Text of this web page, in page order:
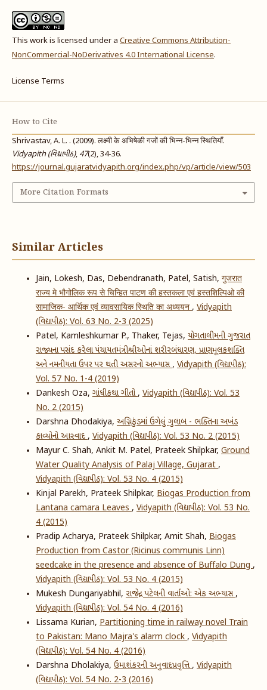
This work is licensed under a Creative Commons Attribution-
NonCommercial-NoDerivatives 4.0 International License.
License Terms
How to Cite
Shrivastav, A. L. . (2009). लक्ष्मी के अभिषेकी गजों की भिन्न-भिन्न स्थितियाँ.
Vidyapith (વિદ્યાપીઠ), 47(2), 34-36.
https://journal.gujaratvidyapith.org/index.php/vp/article/view/503
More Citation Formats
Similar Articles
Jain, Lokesh, Das, Debendranath, Patel, Satish, गुजरात
राज्य मे भौगोलिक रूप से चिन्हित पाटण की हस्तकला एवं हस्तशिल्पिओ की
सामाजिक- आर्थिक एवं व्यावसायिक स्थिति का अध्ययन, Vidyapith
(વિદ્યાપીઠ): Vol. 63 No. 2-3 (2025)
Patel, Kamleshkumar P., Thaker, Tejas, યોગતાલીમની ગુજરાત
રાજ્યના પસંદ કરેલા પંચાયતમંત્રીશ્રીઓનાં શરીરબંધારણ, પ્રાણમૂલકશક્તિ
અને નમનીયતા ઉપર પર થતી અસરનો અભ્યાસ, Vidyapith (વિદ્યાપીઠ):
Vol. 57 No. 1-4 (2019)
Dankesh Oza, ગાંધીકથા ગીતો, Vidyapith (વિદ્યાપીઠ): Vol. 53
No. 2 (2015)
Darshna Dhodakiya, અગ્નિકુંડમાં ઉગેલું ગુલાબ - ભક્તિના અખંડ
કાવ્યોનો આસ્વાદ, Vidyapith (વિદ્યાપીઠ): Vol. 53 No. 2 (2015)
Mayur C. Shah, Ankit M. Patel, Prateek Shilpkar, Ground
Water Quality Analysis of Palaj Village, Gujarat,
Vidyapith (વિદ્યાપીઠ): Vol. 53 No. 4 (2015)
Kinjal Parekh, Prateek Shilpkar, Biogas Production from
Lantana camara Leaves, Vidyapith (વિદ્યાપીઠ): Vol. 53 No.
4 (2015)
Pradip Acharya, Prateek Shilpkar, Amit Shah, Biogas
Production from Castor (Ricinus communis Linn)
seedcake in the presence and absence of Buffalo Dung,
Vidyapith (વિદ્યાપીઠ): Vol. 53 No. 4 (2015)
Mukesh Dungariyabhil, રાજેન્દ્ર પટેલની વાર્તાઓ: એક અભ્યાસ,
Vidyapith (વિદ્યાપીઠ): Vol. 54 No. 4 (2016)
Lissama Kurian, Partitioning time in railway novel Train
to Pakistan: Mano Majra's alarm clock, Vidyapith
(વિદ્યાપીઠ): Vol. 54 No. 4 (2016)
Darshna Dholakiya, ઉમાશંકરની અનુવાદપ્રવૃત્તિ, Vidyapith
(વિદ્યાપીઠ): Vol. 54 No. 2-3 (2016)